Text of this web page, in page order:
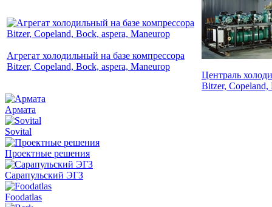
Агрегат холодильный на базе компрессора
Bitzer, Copeland, Bock, aspera, Maneurop
Централь
Bitzer, Copeland,
Армата
Sovital
Проектные решения
Сарапульский ЭГЗ
Foodatlas